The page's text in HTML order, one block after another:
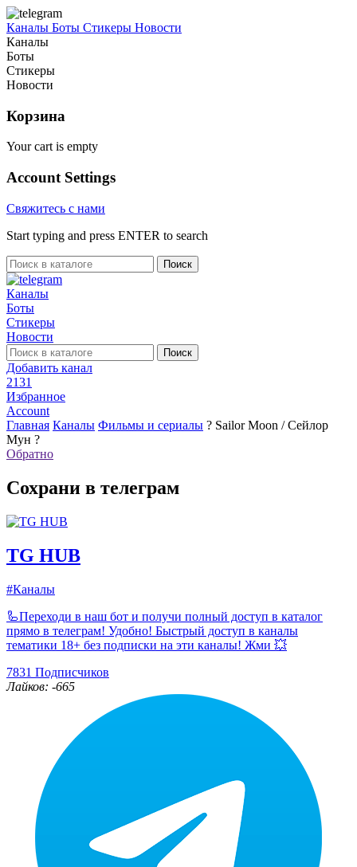
Каналы Боты Стикеры Новости
Каналы
Боты
Стикеры
Новости
Корзина
Your cart is empty
Account Settings
Свяжитесь с нами
Start typing and press ENTER to search
Поиск
Каналы
Боты
Стикеры
Новости
Поиск
Добавить канал
2131
Избранное
Account
Главная Каналы Фильмы и сериалы ? Sailor Moon / Сейлор
Мун ?
Обратно
Сохрани в телеграм
TG HUB
#Каналы
🦾Переходи в наш бот и получи полный доступ в каталог
прямо в телеграм! Удобно! Быстрый доступ в каналы
тематики 18+ без подписки на эти каналы! Жми 💥
7831 Подписчиков
Лайков: -665